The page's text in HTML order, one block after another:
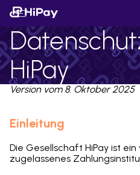
HiPay
Version vom 8. Oktober 2025
Einleitung
Die Gesellschaft HiPay ist ein
zugelassenes